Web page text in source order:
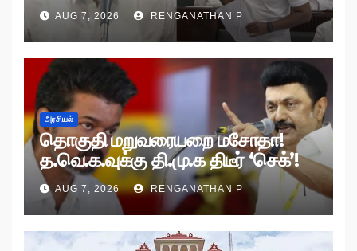
AUG 7, 2026 RENGANATHAN P
அரசியல்
தொகுதி மறுவரையறை மசோதா!
த.வெ.க.வுக்கு தி.மு.க திடீர் ‘செக்’!
AUG 7, 2026 RENGANATHAN P